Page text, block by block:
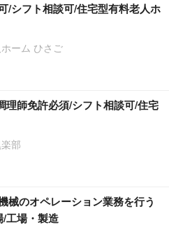
/シフト相談可/住宅型有料老人ホ
ーム ひさご
理師免許必須/シフト相談可/住宅
部
械のオペレーション業務を行う
工場・製造